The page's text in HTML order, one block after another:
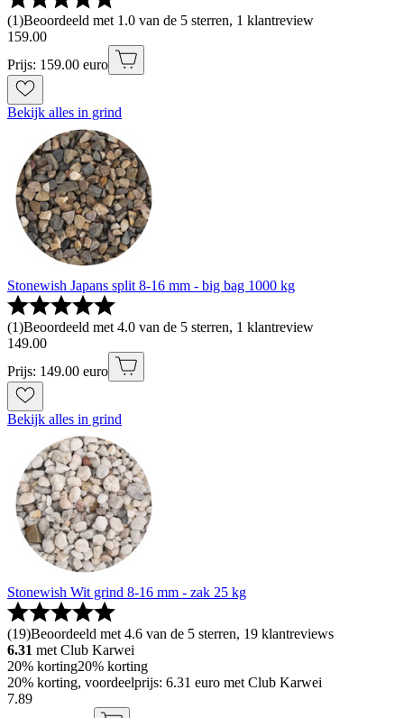
(1)Beoordeeld met 1.0 van de 5 sterren, 1 klantreview
159.00
Prijs: 159.00 euro
Bekijk alles in grind
Stonewish Japans split 8-16 mm - big bag 1000 kg
(1)Beoordeeld met 4.0 van de 5 sterren, 1 klantreview
149.00
Prijs: 149.00 euro
Bekijk alles in grind
Stonewish Wit grind 8-16 mm - zak 25 kg
(19)Beoordeeld met 4.6 van de 5 sterren, 19 klantreviews
6.31 met Club Karwei
20% korting20% korting
20% korting, voordeelprijs: 6.31 euro met Club Karwei
7.89